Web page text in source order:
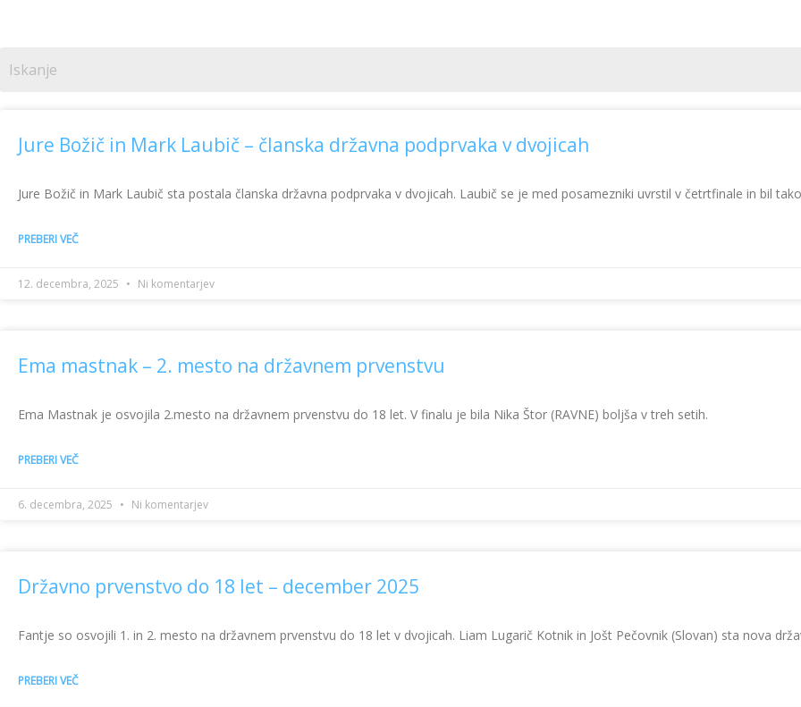
Jure Božič in Mark Laubič – članska državna podprvaka v dvojicah
Jure Božič in Mark Laubič sta postala članska državna podprvaka v dvojicah. Laubič se je med posamezniki uvrstil v četrtfinale in bil
PREBERI VEČ
12. decembra, 2025 Ni komentarjev
Ema mastnak – 2. mesto na državnem prvenstvu
Ema Mastnak je osvojila 2.mesto na državnem prvenstvu do 18 let. V finalu je bila Nika Štor (RAVNE) boljša v treh setih.
PREBERI VEČ
6. decembra, 2025 Ni komentarjev
Državno prvenstvo do 18 let – december 2025
Fantje so osvojili 1. in 2. mesto na državnem prvenstvu do 18 let v dvojicah. Liam Lugarič Kotnik in Jošt Pečovnik (Slovan) sta nova
PREBERI VEČ